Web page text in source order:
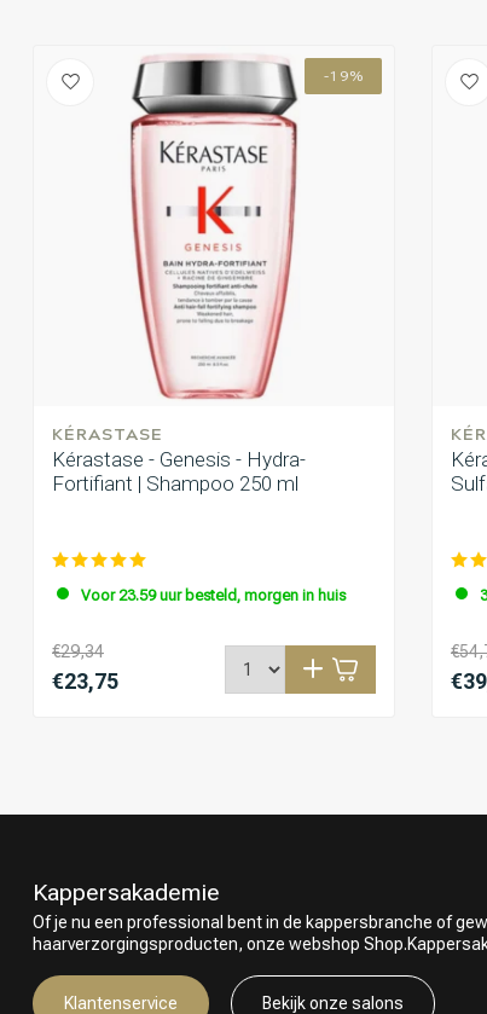
-19%
KÉRASTASE
Kérastase - Genesis - Hydra-
Fortifiant | Shampoo 250 ml
Voor 23.59 uur besteld, morgen in huis
€29,34
€23,75
Kappersakademie
Of je nu een professional bent in de kappersbranche of
haarverzorgingsproducten, onze webshop
Klantenservice Bekijk onze salons